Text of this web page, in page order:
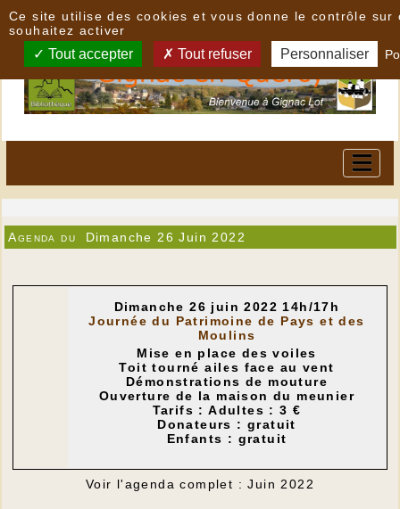
Agenda du Dimanche 26 Juin 2022
Dimanche 26 juin 2022 14h/17h
Journée du Patrimoine de Pays et des
Moulins
Mise en place des voiles
Toit tourné ailes face au vent
Démonstrations de mouture
Ouverture de la maison du meunier
Tarifs : Adultes : 3 €
Donateurs : gratuit
Enfants : gratuit
Voir l'agenda complet : Juin 2022
Ce site utilise des cookies et vous donne le contrôle sur
souhaitez activer
Tout accepter Tout refuser Personnaliser